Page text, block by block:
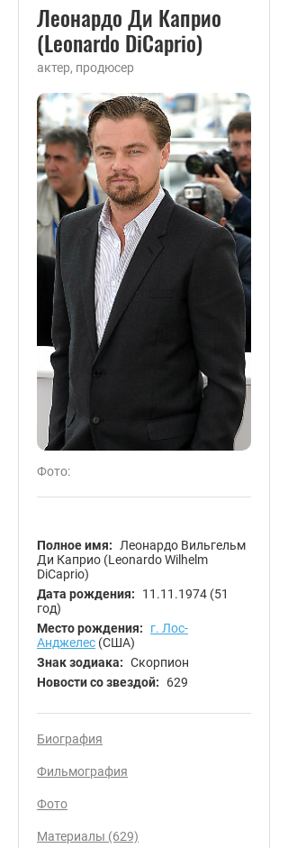
Леонардо Ди Каприо
(Leonardo DiCaprio)
актер, продюсер
Фото:
Полное имя:
Леонардо Вильгельм
Ди Каприо (Leonardo Wilhelm
DiCaprio)
Дата рождения:
11.11.1974 (51
год)
Место рождения:
г. Лос-
Анджелес (США)
Знак зодиака: Скорпион
Новости со звездой:
629
Биография
Фильмография
Фото
Материалы (629)